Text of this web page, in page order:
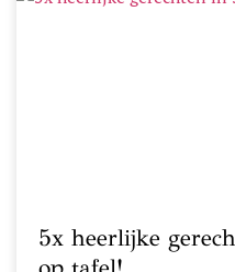
5x heerlijke